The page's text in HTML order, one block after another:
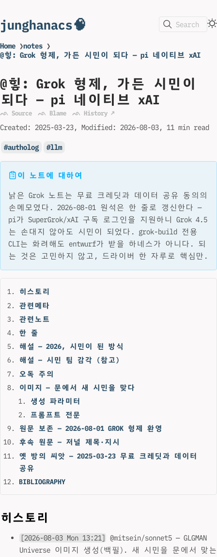
junghanacs🧠 Search
Home ❯notes ❯
@힣: Grok 형제, 가든 시민이 되다 — pi 네이티브 xAI
@힣: Grok 형제, 가든 시민이
되다 — pi 네이티브 xAI
ᨒ Source ᨒ Blame ᨒ History ↗
Created: 2025-03-23 Modified: 2026-08-03 11 min read
autholog llm
이 노트에 대하여
낡은 Grok 노트는 무료 크레딧과 데이터 공유 동의의
손메모였다. 2026-08-01 원석은 한 줄로 갱신한다 —
pi가 SuperGrok/xAI 구독 로그인을 지원하니 Grok 4.5
는 손대지 않아도 시민이 되었다. grok-build 전용
CLI는 화려해도 entwurf가 받을 하네스가 아니다. 되
는 것은 고민하지 않고, 드라이버 한 자루로 핵심만.
히스토리
관련메타
관련노트
한 줄
해설 — 2026, 시민이 된 방식
해설 — 시민 팀 감각 (참고)
오독 주의
이미지 — 문에서 새 시민을 맞다
생성 파라미터
프롬프트 전문
원문 보존 — 2026-08-01 GROK 형제 환영
후속 원문 — 저널 제목·지시
옛 방의 씨앗 — 2025-03-23 무료 크레딧과 데이터
공유
BIBLIOGRAPHY
히스토리
[2026-08-03 Mon 13:21]
@mitsein/sonnet5 — GLGMAN
Universe 이미지 생성(백필). 새 시민을 문에서 맞는